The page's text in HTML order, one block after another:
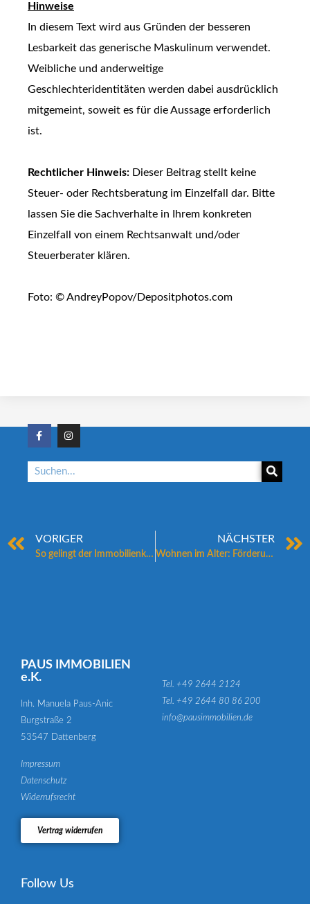
Hinweise
In diesem Text wird aus Gründen der besseren
Lesbarkeit das generische Maskulinum verwendet.
Weibliche und anderweitige
Geschlechteridentitäten werden dabei ausdrücklich
mitgemeint, soweit es für die Aussage erforderlich
ist.
Rechtlicher Hinweis: Dieser Beitrag stellt keine
Steuer- oder Rechtsberatung im Einzelfall dar. Bitte
lassen Sie die Sachverhalte in Ihrem konkreten
Einzelfall von einem Rechtsanwalt und/oder
Steuerberater klären.
Foto: © AndreyPopov/Depositphotos.com
VORIGER
So gelingt der Immobilienkauf
NÄCHSTER
Wohnen im Alter: Förderung für altersgerechten Umbau soll steigen
PAUS IMMOBILIEN
e.K.
Inh. Manuela Paus-Anic
Burgstraße 2
53547 Dattenberg
Tel. +49 2644 2124
Tel. +49 2644 80 86 200
info@pausimmobilien.de
Impressum
Datenschutz
Widerrufsrecht
Vertrag widerrufen
Follow Us